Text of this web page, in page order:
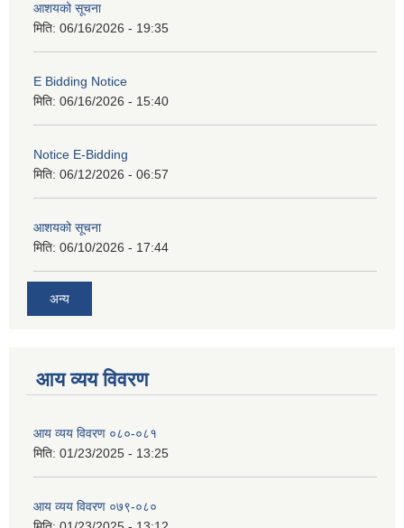
आशयको सूचना
मिति: 06/16/2026 - 19:35
E Bidding Notice
मिति: 06/16/2026 - 15:40
Notice E-Bidding
मिति: 06/12/2026 - 06:57
आशयको सूचना
मिति: 06/10/2026 - 17:44
अन्य
आय व्यय विवरण
आय व्यय विवरण ०८०-०८१
मिति: 01/23/2025 - 13:25
आय व्यय विवरण ०७९-०८०